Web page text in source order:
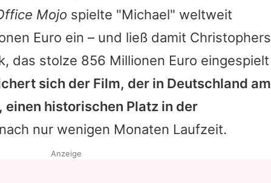
App runterladen
Team
Redaktionelle Richtlinien
Impressum
Datenschutzerklärung
Nutzungsbedingungen
Mojo spielte "Michael" weltweit
Euro ein – und ließ damit Christophers
das stolze 856 Millionen Euro eingespielt
sich der Film, der in Deutschland am
einen historischen Platz in der
nur wenigen Monaten Laufzeit.
Anzeige